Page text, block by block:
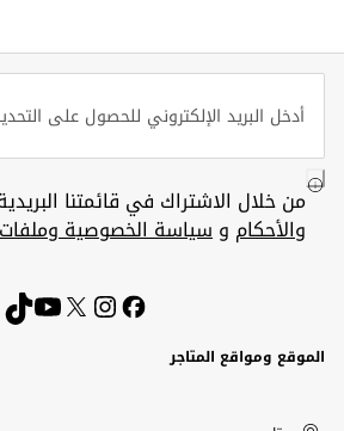
من خلال الاشتراك في قائمتنا
والأحكام وسياسة الخصوصية وملفات
الموقع ومواقع المتاجر
United
Kuwait
الإمارات
الكويت